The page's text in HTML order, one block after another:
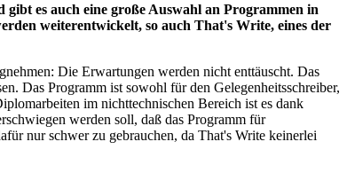
es auch eine große Auswahl an Programmen in
weiterentwickelt, so auch That's Write, eines der
Die Erwartungen werden nicht enttäuscht. Das
Das Programm ist sowohl für den Gelegenheitsschreiber,
im nichttechnischen Bereich ist es dank
werden soll, daß das Programm für
nur schwer zu gebrauchen, da That's Write keinerlei